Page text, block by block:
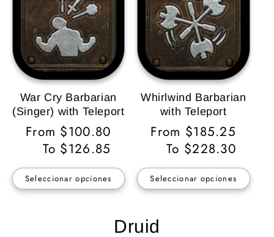
War Cry Barbarian
(Singer) with Teleport
Precio
habitual
From $100.80
To $126.85
Seleccionar opciones
Whirlwind Barbarian
with Teleport
Precio
habitual
From $185.25
To $228.30
Seleccionar opciones
Druid